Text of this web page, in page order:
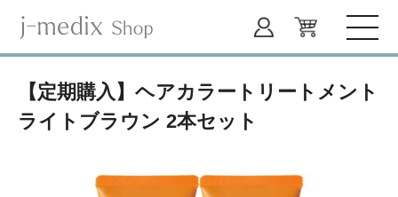
【定期購入】ヘアカラートリートメント
ライトブラウン 2本セット